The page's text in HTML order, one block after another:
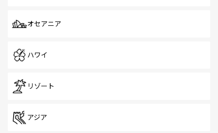
オセアニア
ハワイ
リゾート
アジア